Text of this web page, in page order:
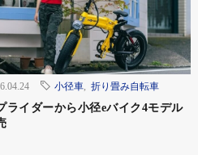
小径車 折り畳み自転車
ライダーから小径eバイク4モデル